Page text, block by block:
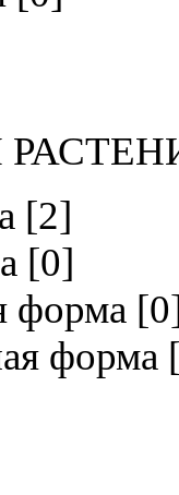
[2]
[0]
форма
форма